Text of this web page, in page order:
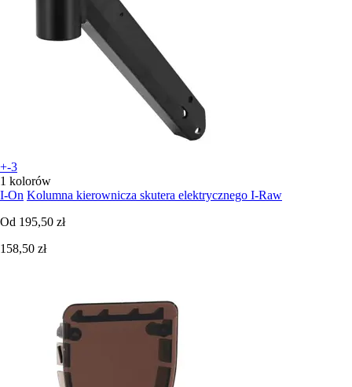
+-3
1 kolorów
I-On Kolumna kierownicza skutera elektrycznego I-Raw
Od 195,50 zł
158,50 zł